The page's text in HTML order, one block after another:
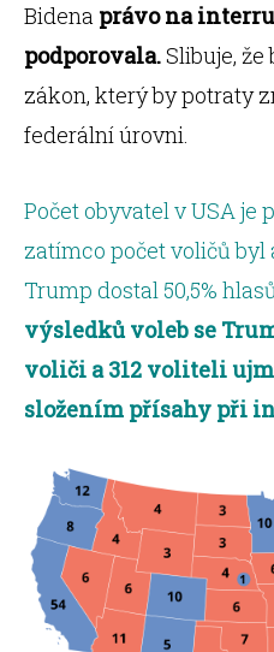
Bidena právo na
podporovala.Slibuje,
zákon, který by potraty
federální úrovni.
Počet obyvatel v USA je
zatímco počet voličů byl
Trump dostal 50,5%
výsledků voleb se
voliči a 312 voliteli
složením přísahy při